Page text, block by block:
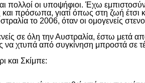
πολλοί οι υποψήφιοι. Έχω
πρόσωπα, γιατί όπως στη ζωή έτσι
το 2006, όταν οι ομογενείς
σε όλη την Αυστραλία, έστω μετά
χτυπά από συγκίνηση μπροστά σε
και Σκίμπε: